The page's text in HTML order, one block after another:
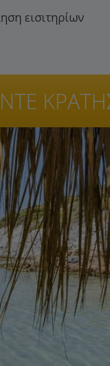
εισιτηρίων